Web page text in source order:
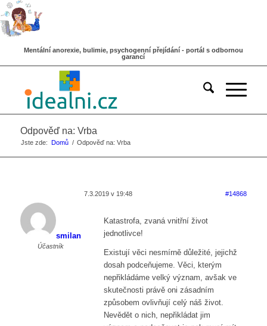
Mentální anorexie, bulimie, psychogenní přejídání - portál s odbornou
garancí
Odpověď na: Vrba
Jste zde: Domů / Odpověď na: Vrba
7.3.2019 v 19:48 #14868
smilan
Účastník
Katastrofa, zvaná vnitřní život
jednotlivce!
Existují věci nesmírně důležité, jejichž
dosah podceňujeme. Věci, kterým
nepřikládáme velký význam, avšak ve
skutečnosti právě oni zásadním
způsobem ovlivňují celý náš život.
Nevědět o nich, nepřikládat jim